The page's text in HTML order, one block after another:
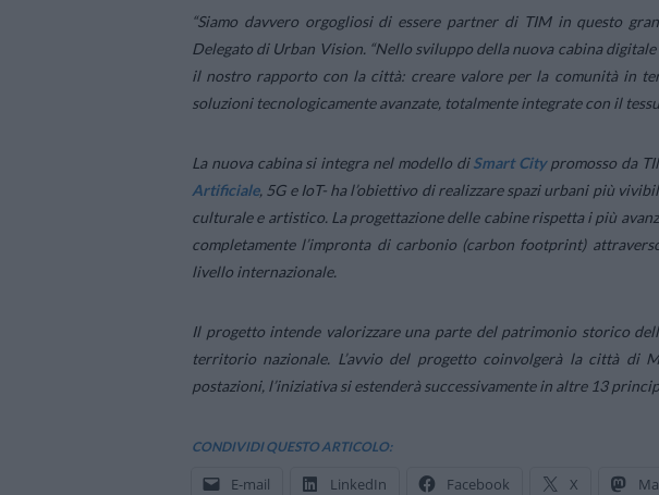
“Siamo davvero orgogliosi di essere partner di TIM in questo
Delegato di Urban Vision. “Nello sviluppo della nuova cabina
il nostro rapporto con la città: creare valore per la comunità in
soluzioni tecnologicamente avanzate, totalmente integrate con il
La nuova cabina si integra nel modello diSmart Citypromosso da
Artificiale, 5G e IoT- ha l’obiettivo di realizzare spazi urbani più
culturale e artistico. La progettazione delle cabine rispetta i più
completamente l’impronta di carbonio (carbon footprint)
livello internazionale.
Il progetto intende valorizzare una parte del patrimonio storico
territorio nazionale. L’avvio del progetto coinvolgerà la città di
postazioni, l’iniziativa si estenderà successivamente in altre 13
CONDIVIDI QUESTO ARTICOLO:
E-mail LinkedIn Facebook X